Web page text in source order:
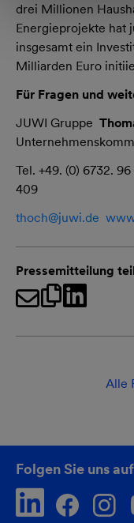
drei Millionen
Energieprojekte hat
insgesamt ein
Milliarden Euro
Für Fragen und
JUWI Gruppe
Tel. +49. (0) 6732.
409
thoch@juwi.de
Pressemitteilung
Alle
Folgen Sie uns auf